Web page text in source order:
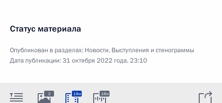
Статус материала
Опубликован в разделах: Новости, Выступления и стенограммы
Дата публикации:31 октября 2022 года, 23:10
2 18м 18м